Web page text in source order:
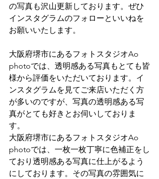
の写真も沢山更新しております。ぜひ
インスタグラムのフォローといいねを
お願いいたします。
大阪府堺市にあるフォトスタジオAo
photoでは、透明感ある写真もとても皆
様から評価をいただいております。イ
ンスタグラムを見てご来店いただく方
が多いのですが、写真の透明感ある写
真がとても好きとお伺いしておりま
す。
大阪府堺市にあるフォトスタジオAo
photoでは、一枚一枚丁寧に色補正をし
ており透明感ある写真に仕上がるよう
にしております。その写真の雰囲気に